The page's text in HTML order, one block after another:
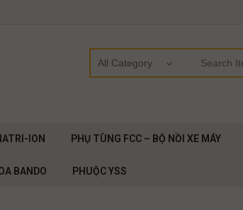
ION PHỤ TÙNG FCC – BỘ NỒI XE MÁY
BANDO PHUỘC YSS